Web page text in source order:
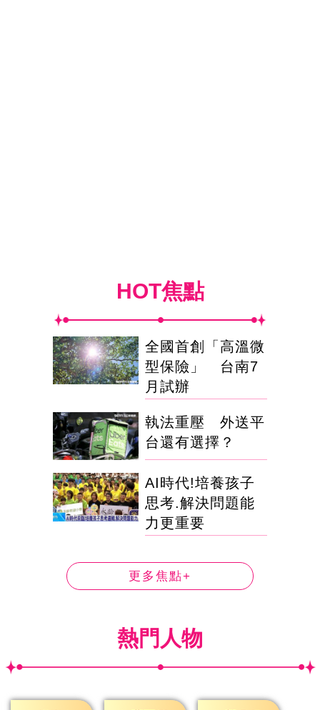
HOT焦點
全國首創「高溫微
型保險」 台南7
月試辦
執法重壓 外送平
台還有選擇？
AI時代!培養孩子
思考.解決問題能
力更重要
更多焦點+
熱門人物